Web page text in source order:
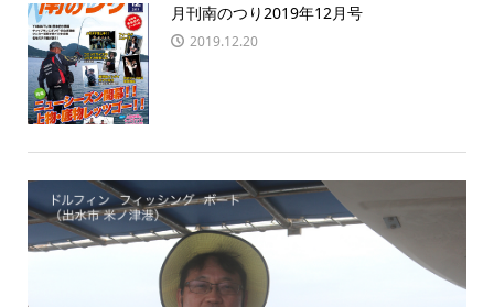
月刊南のつり2019年12月号
2019.12.20